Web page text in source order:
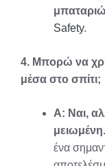
Safety.
4. Μπορώ να
μέσα στο σπίτι;
Α: Ναι,
μειωμένη.
ένα